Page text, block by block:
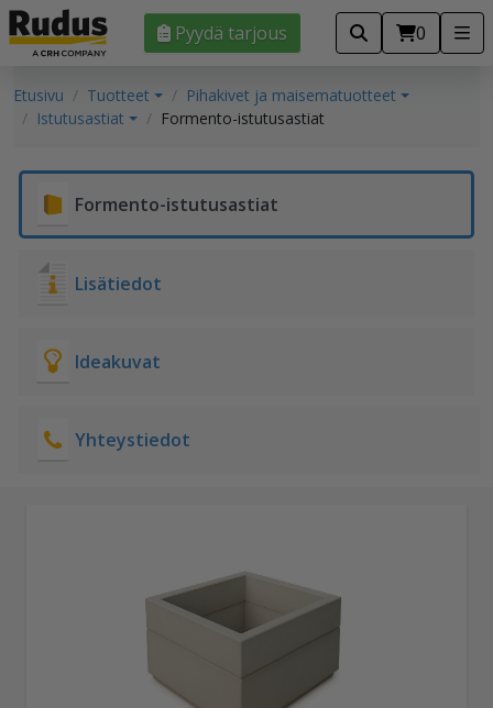
Pyydä tarjous 0
Etusivu Tuotteet
Pihakivet ja maisematuotteet
Istutusastiat
Formento-istutusastiat
Formento-istutusastiat
Lisätiedot
Ideakuvat
Yhteystiedot